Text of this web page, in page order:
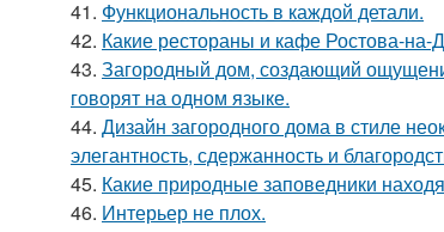
41. Функциональность в каждой детали.
42. Какие рестораны и кафе Ростова-на-
43. Загородный дом, создающий
говорят на одном языке.
44. Дизайн загородного дома в стиле
элегантность, сдержанность и
45. Какие природные заповедники
46. Интерьер не плох.